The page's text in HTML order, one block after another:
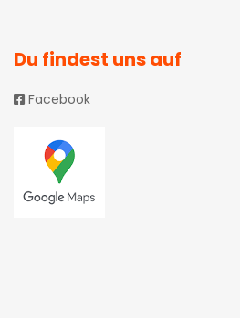
Du findest uns auf
Facebook